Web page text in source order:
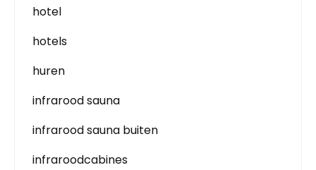
hotel
hotels
huren
infrarood sauna
infrarood sauna buiten
infraroodcabines